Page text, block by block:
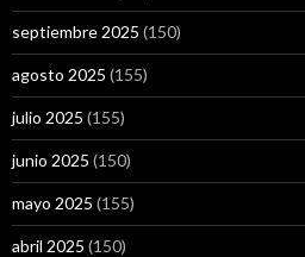
septiembre 2025 (150)
agosto 2025 (155)
julio 2025 (155)
junio 2025 (150)
mayo 2025 (155)
abril 2025 (150)